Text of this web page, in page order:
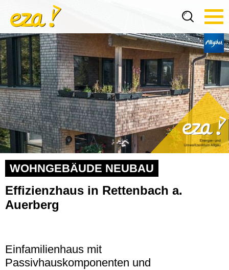
WOHNGEBÄUDE NEUBAU
Effizienzhaus in Rettenbach a.
Auerberg
Einfamilienhaus mit
Passivhauskomponenten und